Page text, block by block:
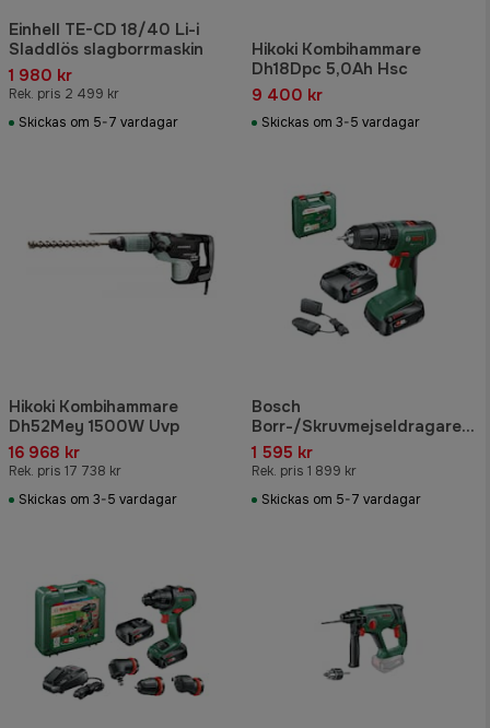
Einhell TE-CD 18/40 Li-i
Sladdlös slagborrmaskin
1 980 kr
Rek. pris 2 499 kr
Skickas om 5-7 vardagar
Hikoki Kombihammare
Dh18Dpc 5,0Ah Hsc
9 400 kr
Skickas om 3-5 vardagar
Hikoki Kombihammare
Dh52Mey 1500W Uvp
16 968 kr
Rek. pris 17 738 kr
Skickas om 3-5 vardagar
Bosch
Borr-/Skruvmejseldragare
Easyimpact 18V-40 med
2x1,5Ah batteri & laddare
1 595 kr
Rek. pris 1 899 kr
Skickas om 5-7 vardagar